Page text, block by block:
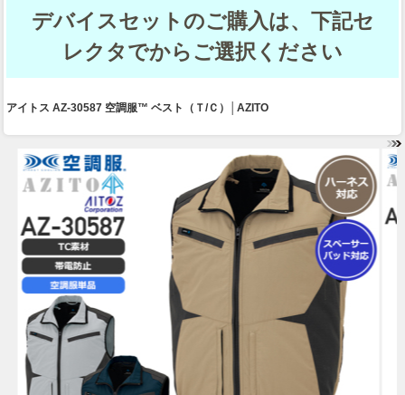
デバイスセットのご購入は、下記セ
レクタでからご選択ください
アイトス AZ-30587 空調服™ ベスト（Ｔ/Ｃ）│AZITO